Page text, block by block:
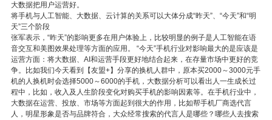
大数据把用户运营好。
将手机与人工智能、大数据、云计算的关系可以大体分成“昨天”、“今天”和“明
天”三个阶段
张军表示，“昨天”的影响更多在用户体验上，比较明显的例子是人工智能在语
音交互和美图效果处理等方面的应用。 “今天”手机行业对影响最大的是应该是
运营方面：将大数据、AI和运营手段更好地结合起来，在存量市场中更好的竞
争。比如我们今天看到【友盟+】分享的换机人群中，原本买2000～3000元手
机的人换机时会选择5000～6000的手机，大数据分析可以看出人一生成长过
程中，比如，收入及人生阶段变化对购买手机的影响因素等。在手机行业中，
大数据在运营、投放、市场等方面起到很大的作用，比如帮手机厂商选代言
人，明星形象是否与品牌符合，大众经常搜索的代言人是哪些？哪些人去搜索